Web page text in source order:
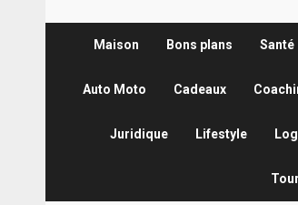
Maison Bons plans Santé
Auto Moto Cadeaux
Juridique Lifestyle